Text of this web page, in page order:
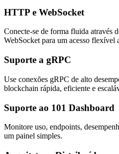
HTTP e WebSocket
Conecte-se de forma fluida através
WebSocket para um acesso flexível
Suporte a gRPC
Use conexões gRPC de alto
blockchain rápida, eficiente e
Suporte ao 101 Dashboard
Monitore uso, endpoints,
um painel simples.